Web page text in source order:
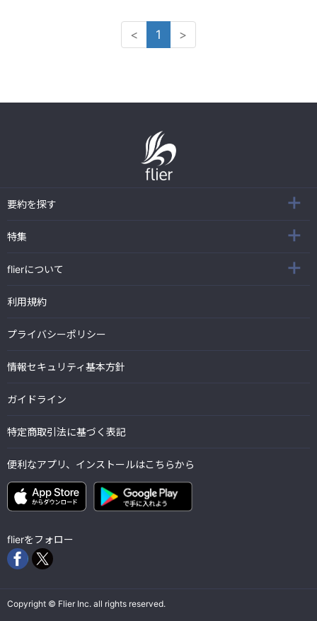
< 1 >
要約を探す
特集
flierについて
利用規約
プライバシーポリシー
情報セキュリティ基本方針
ガイドライン
特定商取引法に基づく表記
便利なアプリ、インストールはこちらから
flierをフォロー
Copyright © Flier Inc. all rights reserved.